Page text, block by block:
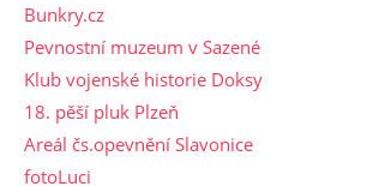
Bunkry.cz
Pevnostní muzeum v Sazené
Klub vojenské historie Doksy
18. pěší pluk Plzeň
Areál čs.opevnění Slavonice
fotoLuci